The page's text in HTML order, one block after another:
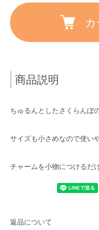
商品説明
ちゅるんとしたさくらんぼ
サイズも小さめなので使い
チャームを小物につけるだ
返品について